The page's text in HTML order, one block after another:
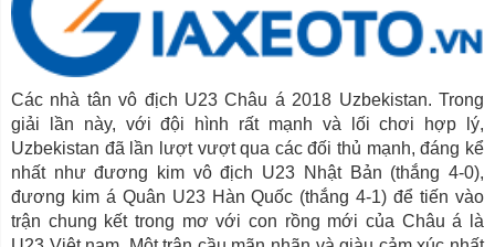
Các nhà tân vô địch U23 Châu á 2018 Uzbekistan. Trong
giải lần này, với đội hình rất mạnh và lối chơi hợp lý,
Uzbekistan đã lần lượt vượt qua các đối thủ mạnh, đáng kể
nhất như đương kim vô địch U23 Nhật Bản (thắng 4-0),
đương kim á Quân U23 Hàn Quốc (thắng 4-1) để tiến vào
trận chung kết trong mơ với con rồng mới của Châu á là